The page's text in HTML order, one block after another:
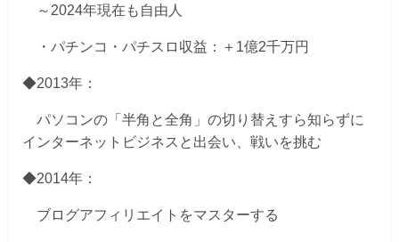
～2024年現在も自由人
・パチンコ・パチスロ収益：＋1億2千万円
◆2013年：
パソコンの「半角と全角」の切り替えすら知らずに
インターネットビジネスと出会い、戦いを挑む
◆2014年：
ブログアフィリエイトをマスターする